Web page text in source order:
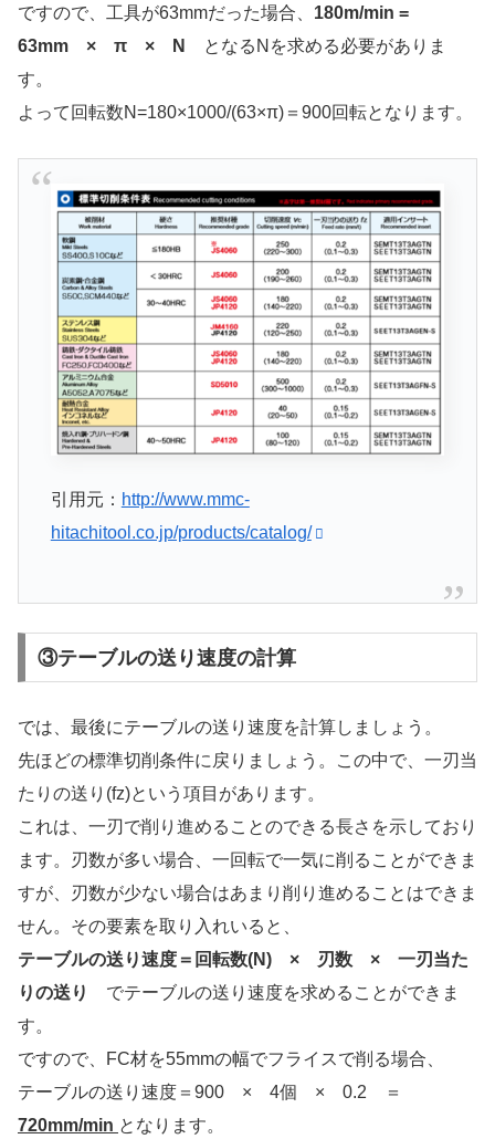
ですので、工具が63mmだった場合、 180m/min =
63mm × π × N
となるNを求める必要がありま
す。
よって回転数N=180×1000/(63×π)＝900回転となります。
引用元： http://www.mmc-
hitachitool.co.jp/products/catalog/
③テーブルの送り速度の計算
では、最後にテーブルの送り速度を計算しましょう。
先ほどの標準切削条件に戻りましょう。この中で、一刃当
たりの送り(fz)という項目があります。
これは、一刃で削り進めることのできる長さを示しており
ます。刃数が多い場合、一回転で一気に削ることができま
すが、刃数が少ない場合はあまり削り進めることはできま
せん。その要素を取り入れいると、
テーブルの送り速度＝回転数(N) × 刃数 × 一刃当た
りの送り
でテーブルの送り速度を求めることができま
す。
ですので、FC材を55mmの幅でフライスで削る場合、
テーブルの送り速度＝900 × 4個 × 0.2 ＝
720mm/min となります。